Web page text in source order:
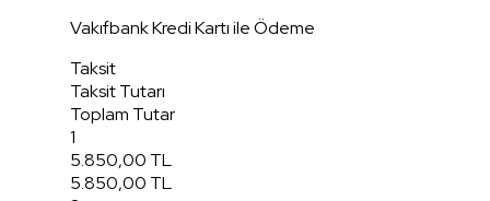
Vakıfbank Kredi Kartı ile Ödeme
Taksit
Taksit Tutarı
Toplam Tutar
1
5.850,00 TL
5.850,00 TL